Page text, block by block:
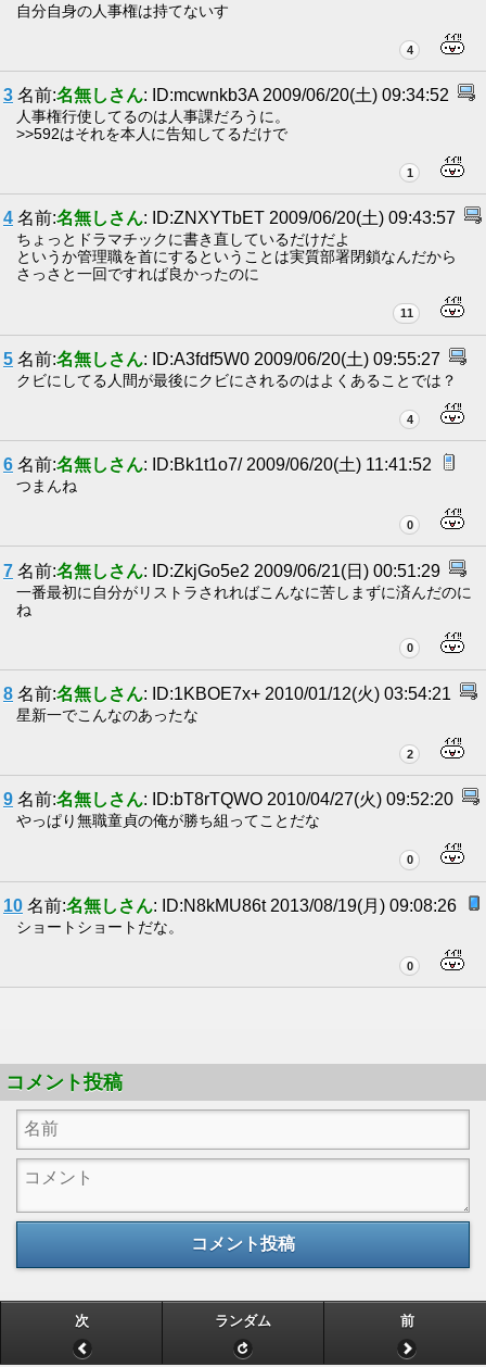
自分自身の人事権は持てないす
4
3 名前:名無しさん: ID:mcwnkb3A 2009/06/20(土) 09:34:52
人事権行使してるのは人事課だろうに。
>>592はそれを本人に告知してるだけで
1
4 名前:名無しさん: ID:ZNXYTbET 2009/06/20(土) 09:43:57
ちょっとドラマチックに書き直しているだけだよ
というか管理職を首にするということは実質部署閉鎖なんだから
さっさと一回ですれば良かったのに
11
5 名前:名無しさん: ID:A3fdf5W0 2009/06/20(土) 09:55:27
クビにしてる人間が最後にクビにされるのはよくあることでは？
4
6 名前:名無しさん: ID:Bk1t1o7/ 2009/06/20(土) 11:41:52
つまんね
0
7 名前:名無しさん: ID:ZkjGo5e2 2009/06/21(日) 00:51:29
一番最初に自分がリストラされればこんなに苦しまずに済んだのに
ね
0
8 名前:名無しさん: ID:1KBOE7x+ 2010/01/12(火) 03:54:21
星新一でこんなのあったな
2
9 名前:名無しさん: ID:bT8rTQWO 2010/04/27(火) 09:52:20
やっぱり無職童貞の俺が勝ち組ってことだな
0
10 名前:名無しさん: ID:N8kMU86t 2013/08/19(月) 09:08:26
ショートショートだな。
0
コメント投稿
コメント投稿
次 ランダム 前